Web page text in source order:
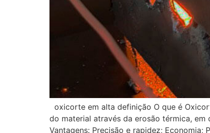
oxicorte em alta definição O que é
do material através da erosão térmica,
Vantagens: Precisão e rapidez; Economia;